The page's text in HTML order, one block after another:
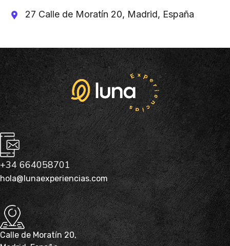
27 Calle de Moratín 20, Madrid, España
+34 664058701
hola@lunaexperiencias.com
Calle de Moratín 20,